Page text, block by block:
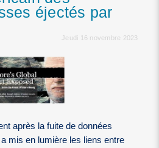
éjectés par
Jeudi 16 novembre 2023
après la fuite de données
mis en lumière les liens entre